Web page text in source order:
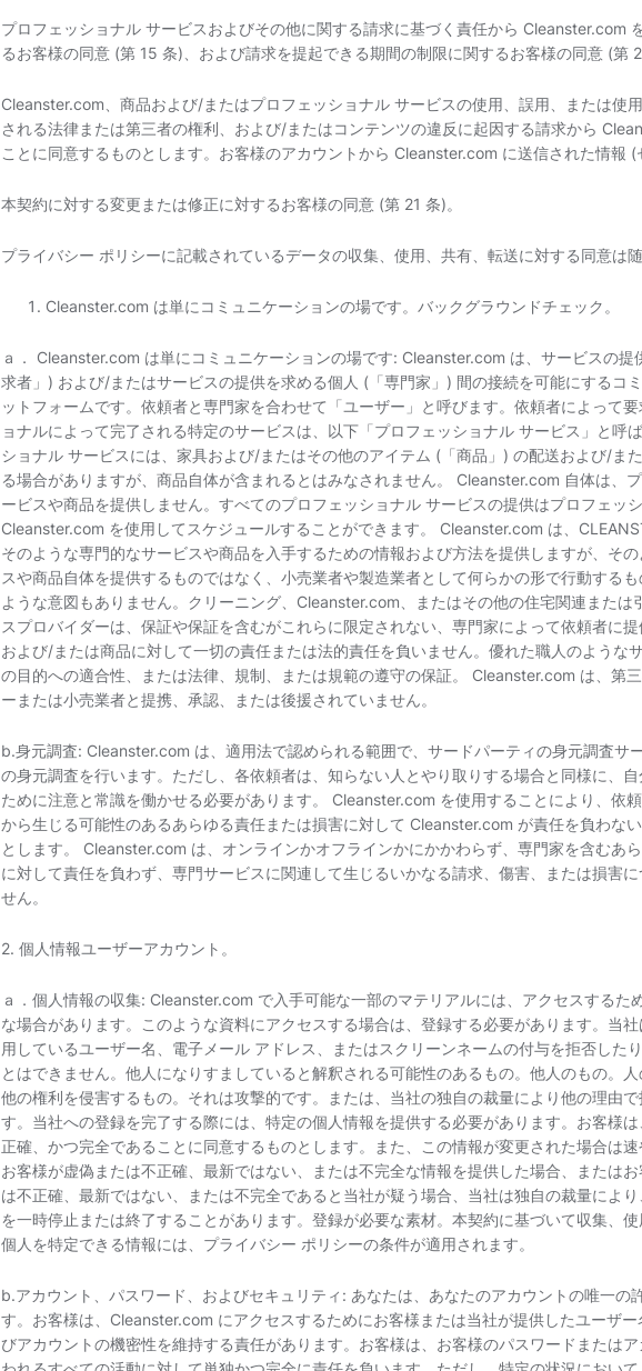
プロフェッショナル サービスおよびその他に関する請求に基づく責任から Cleanster.com
るお客様の同意 (第 15 条)、および請求を提起できる期間の制限に関するお客様の同意 (第
Cleanster.com、商品および/またはプロフェッショナル サービスの使用、誤用、または使
される法律または第三者の権利、および/またはコンテンツの違反に起因する請求から
ことに同意するものとします。お客様のアカウントから Cleanster.com に送信された情報 (
本契約に対する変更または修正に対するお客様の同意 (第 21 条)。
プライバシー ポリシーに記載されているデータの収集、使用、共有、転送に対する同意は随
Cleanster.com は単にコミュニケーションの場です。バックグラウンドチェック。
ａ． Cleanster.com は単にコミュニケーションの場です: Cleanster.com は、サービスの提
求者」) および/またはサービスの提供を求める個人 (「専門家」) 間の接続を可能にするコ
ットフォームです。依頼者と専門家を合わせて「ユーザー」と呼びます。依頼者によって
ョナルによって完了される特定のサービスは、以下「プロフェッショナル サービス」と呼
ショナル サービスには、家具および/またはその他のアイテム (「商品」) の配送および/ま
る場合がありますが、商品自体が含まれるとはみなされません。 Cleanster.com 自体は、
ービスや商品を提供しません。すべてのプロフェッショナル サービスの提供はプロフェッシ
Cleanster.com を使用してスケジュールすることができます。 Cleanster.com は、
そのような専門的なサービスや商品を入手するための情報および方法を提供しますが、そ
スや商品自体を提供するものではなく、小売業者や製造業者として何らかの形で行動する
ような意図もありません。クリーニング、Cleanster.com、またはその他の住宅関連または
スプロバイダーは、保証や保証を含むがこれらに限定されない、専門家によって依頼者に
および/または商品に対して一切の責任または法的責任を負いません。優れた職人のような
の目的への適合性、または法律、規制、または規範の遵守の保証。 Cleanster.com は、第
ーまたは小売業者と提携、承認、または後援されていません。
b.身元調査: Cleanster.com は、適用法で認められる範囲で、サードパーティの身元調査サ
の身元調査を行います。ただし、各依頼者は、知らない人とやり取りする場合と同様に、
ために注意と常識を働かせる必要があります。 Cleanster.com を使用することにより、依
から生じる可能性のあるあらゆる責任または損害に対して Cleanster.com が責任を負わな
とします。 Cleanster.com は、オンラインかオフラインかにかかわらず、専門家を含むあ
に対して責任を負わず、専門サービスに関連して生じるいかなる請求、傷害、または損害
せん。
2. 個人情報ユーザーアカウント。
ａ．個人情報の収集: Cleanster.com で入手可能な一部のマテリアルには、アクセスするた
な場合があります。このような資料にアクセスする場合は、登録する必要があります。当
用しているユーザー名、電子メール アドレス、またはスクリーンネームの付与を拒否した
とはできません。他人になりすましていると解釈される可能性のあるもの。他人のもの。
他の権利を侵害するもの。それは攻撃的です。または、当社の独自の裁量により他の理由
す。当社への登録を完了する際には、特定の個人情報を提供する必要があります。お客様は
正確、かつ完全であることに同意するものとします。また、この情報が変更された場合は速
お客様が虚偽または不正確、最新ではない、または不完全な情報を提供した場合、または
は不正確、最新ではない、または不完全であると当社が疑う場合、当社は独自の裁量によ
を一時停止または終了することがあります。登録が必要な素材。本契約に基づいて収集、
個人を特定できる情報には、プライバシー ポリシーの条件が適用されます。
b.アカウント、パスワード、およびセキュリティ: あなたは、あなたのアカウントの唯一の
す。お客様は、Cleanster.com にアクセスするためにお客様または当社が提供したユーザー
びアカウントの機密性を維持する責任があります。お客様は、お客様のパスワードまたは